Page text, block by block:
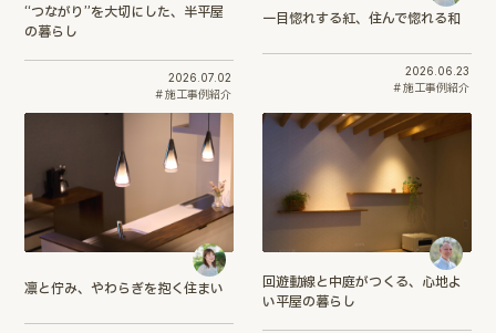
“つながり”を大切にした、半平屋
の暮らし
2026.07.02
施工事例紹介
一目惚れする紅、住んで惚れる和
2026.06.23
施工事例紹介
凛と佇み、やわらぎを抱く住まい
回遊動線と中庭がつくる、心地よ
い平屋の暮らし